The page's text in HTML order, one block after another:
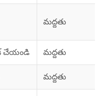
మద్దతు
చేయండి మద్దతు
మద్దతు